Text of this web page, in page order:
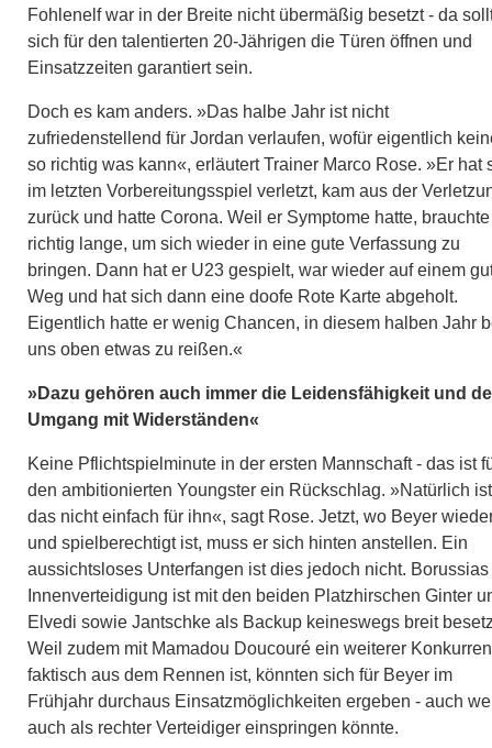
Fohlenelf war in der Breite nicht übermäßig besetzt - da
sich für den talentierten 20-Jährigen die Türen öffnen und
Einsatzzeiten garantiert sein.
Doch es kam anders. »Das halbe Jahr ist nicht
zufriedenstellend für Jordan verlaufen, wofür eigentlich
so richtig was kann«, erläutert Trainer Marco Rose. »Er hat
im letzten Vorbereitungsspiel verletzt, kam aus der
zurück und hatte Corona. Weil er Symptome hatte,
richtig lange, um sich wieder in eine gute Verfassung zu
bringen. Dann hat er U23 gespielt, war wieder auf einem
Weg und hat sich dann eine doofe Rote Karte abgeholt.
Eigentlich hatte er wenig Chancen, in diesem halben Jahr
uns oben etwas zu reißen.«
»Dazu gehören auch immer die Leidensfähigkeit und
Umgang mit Widerständen«
Keine Pflichtspielminute in der ersten Mannschaft - das ist
den ambitionierten Youngster ein Rückschlag. »Natürlich ist
das nicht einfach für ihn«, sagt Rose. Jetzt, wo Beyer
und spielberechtigt ist, muss er sich hinten anstellen. Ein
aussichtsloses Unterfangen ist dies jedoch nicht. Borussias
Innenverteidigung ist mit den beiden Platzhirschen Ginter
Elvedi sowie Jantschke als Backup keineswegs breit
Weil zudem mit Mamadou Doucouré ein weiterer
faktisch aus dem Rennen ist, könnten sich für Beyer im
Frühjahr durchaus Einsatzmöglichkeiten ergeben - auch
auch als rechter Verteidiger einspringen könnte.